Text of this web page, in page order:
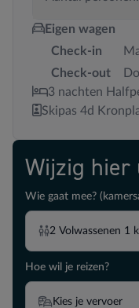
Eigen wagen
Check-in
Check-out
3 nachten
Skipas 4d
Wijzig hier
Wie gaat mee?
2 Volwassenen 1
Hoe wil je reizen?
Kies je vervoer